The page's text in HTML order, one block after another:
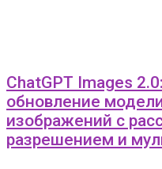
ChatGPT Images
обновление
изображений с
разрешением и